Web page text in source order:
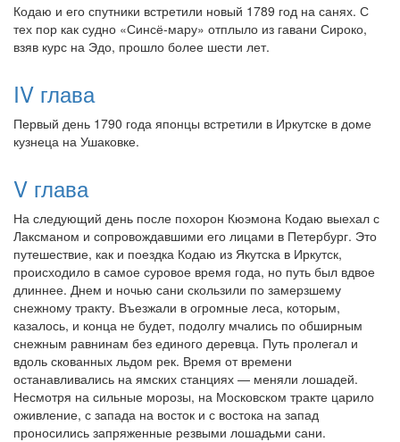
Кодаю и его спутники встретили новый 1789 год на санях. С
тех пор как судно «Синсё-мару» отплыло из гавани Сироко,
взяв курс на Эдо, прошло более шести лет.
IV глава
Первый день 1790 года японцы встретили в Иркутске в доме
кузнеца на Ушаковке.
V глава
На следующий день после похорон Кюэмона Кодаю выехал с
Лаксманом и сопровождавшими его лицами в Петербург. Это
путешествие, как и поездка Кодаю из Якутска в Иркутск,
происходило в самое суровое время года, но путь был вдвое
длиннее. Днем и ночью сани скользили по замерзшему
снежному тракту. Въезжали в огромные леса, которым,
казалось, и конца не будет, подолгу мчались по обширным
снежным равнинам без единого деревца. Путь пролегал и
вдоль скованных льдом рек. Время от времени
останавливались на ямских станциях — меняли лошадей.
Несмотря на сильные морозы, на Московском тракте царило
оживление, с запада на восток и с востока на запад
проносились запряженные резвыми лошадьми сани.